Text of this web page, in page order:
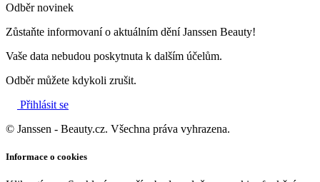
Odběr novinek
Zůstaňte informovaní o aktuálním dění Janssen Beauty!
Vaše data nebudou poskytnuta k dalším účelům.
Odběr můžete kdykoli zrušit.
Přihlásit se
© Janssen - Beauty.cz. Všechna práva vyhrazena.
Informace o cookies